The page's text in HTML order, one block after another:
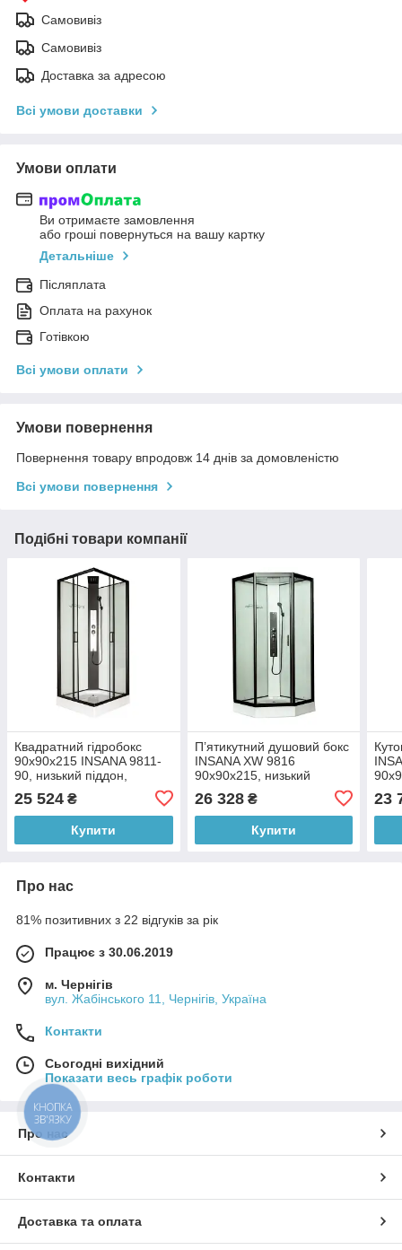
Самовивіз
Самовивіз
Доставка за адресою
Всі умови доставки
Умови оплати
Ви отримаєте замовлення
або гроші повернуться на вашу картку
Детальніше
Післяплата
Оплата на рахунок
Готівкою
Всі умови оплати
Умови повернення
Повернення товару впродовж 14 днів за домовленістю
Всі умови повернення
Подібні товари компанії
Квадратний гідробокс
90х90х215 INSANA 9811-
90, низький піддон,
чорний профіль, без даху,
білі задні стінки
25 524 ₴
Купити
П’ятикутний душовий бокс
INSANA XW 9816
90х90х215, низький
піддон, чорний профіль,
білі задні стінки
26 328₴
Купити
23
Про нас
81% позитивних з 22 відгуків за рік
Працює з 30.06.2019
м. Чернігів
вул. Жабінського 11, Чернігів, Україна
Контакти
Сьогодні вихідний
Показати весь графік роботи
Про нас
Контакти
Доставка та оплата
КНОПКА
ЗВ'ЯЗКУ